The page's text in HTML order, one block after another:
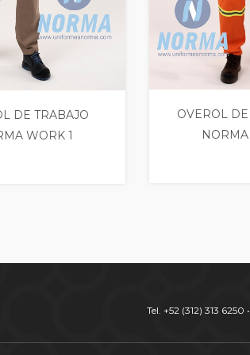
DE TRABAJO
WORK 1
OVEROL
Tel. +52 (312) 313